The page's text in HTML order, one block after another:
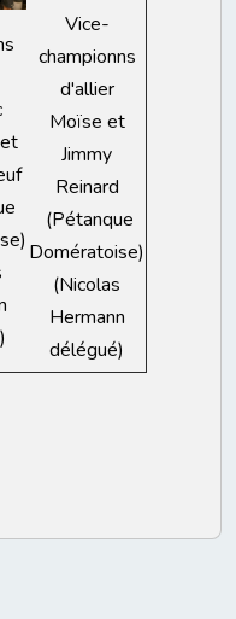
Vice-
championns
d'allier
Moïse et
Jimmy
Reinard
(Pétanque
Domératoise)
(Nicolas
Hermann
délégué)